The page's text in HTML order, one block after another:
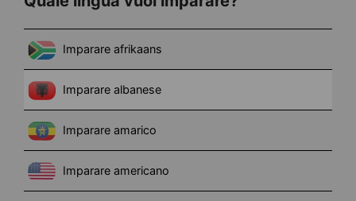
Imparare afrikaans
Imparare albanese
Imparare amarico
Imparare americano